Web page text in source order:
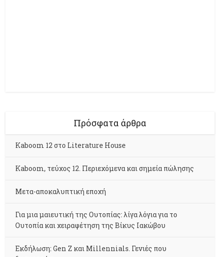
Πρόσφατα άρθρα
Kaboom 12 στο Literature House
Kaboom, τεύχος 12. Περιεχόμενα και σημεία πώλησης
Μετα-αποκαλυπτική εποχή
Για μια μαιευτική της Ουτοπίας: λίγα λόγια για το
Ουτοπία και χειραφέτηση της Βίκυς Ιακώβου
Εκδήλωση: Gen Z και Millennials. Γενιές που